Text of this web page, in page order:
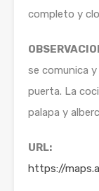
completo y
se comunica
puerta. La
palapa y
URL:
https://